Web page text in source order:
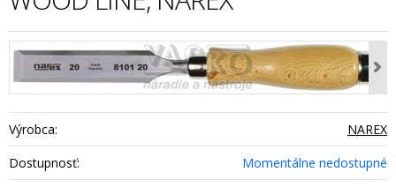
Výrobca:
NAREX
Dostupnosť:
Momentálne nedostupné